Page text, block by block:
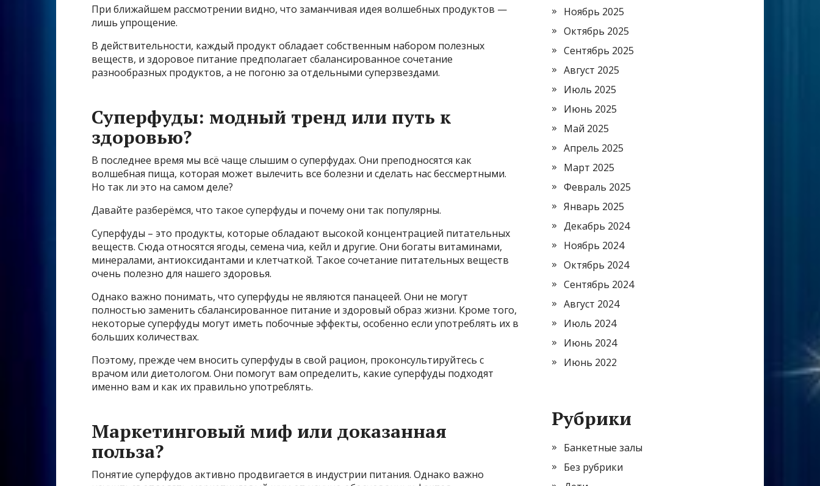
При ближайшем рассмотрении видно, что заманчивая идея волшебных продуктов —
лишь упрощение.
В действительности, каждый продукт обладает собственным набором полезных
веществ, и здоровое питание предполагает сбалансированное сочетание
разнообразных продуктов, а не погоню за отдельными суперзвездами.
Суперфуды: модный тренд или путь к
здоровью?
В последнее время мы всё чаще слышим о суперфудах. Они преподносятся как
волшебная пища, которая может вылечить все болезни и сделать нас бессмертными.
Но так ли это на самом деле?
Давайте разберёмся, что такое суперфуды и почему они так популярны.
Суперфуды – это продукты, которые обладают высокой концентрацией питательных
веществ. Сюда относятся ягоды, семена чиа, кейл и другие. Они богаты витаминами,
минералами, антиоксидантами и клетчаткой. Такое сочетание питательных веществ
очень полезно для нашего здоровья.
Однако важно понимать, что суперфуды не являются панацеей. Они не могут
полностью заменить сбалансированное питание и здоровый образ жизни. Кроме того,
некоторые суперфуды могут иметь побочные эффекты, особенно если употреблять их в
больших количествах.
Поэтому, прежде чем вносить суперфуды в свой рацион, проконсультируйтесь с
врачом или диетологом. Они помогут вам определить, какие суперфуды подходят
именно вам и как их правильно употреблять.
Маркетинговый миф или доказанная
польза?
Понятие суперфудов активно продвигается в индустрии питания. Однако важно
Ноябрь 2025
Октябрь 2025
Сентябрь 2025
Август 2025
Июль 2025
Июнь 2025
Май 2025
Апрель 2025
Март 2025
Февраль 2025
Январь 2025
Декабрь 2024
Ноябрь 2024
Октябрь 2024
Сентябрь 2024
Август 2024
Июль 2024
Июнь 2024
Июнь 2022
Рубрики
Банкетные залы
Без рубрики